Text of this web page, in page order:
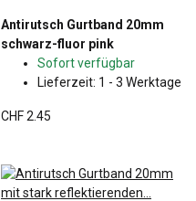
Antirutsch Gurtband 20mm
schwarz-fluor pink
Sofort verfügbar
Lieferzeit: 1 - 3 Werktage
CHF 2.45